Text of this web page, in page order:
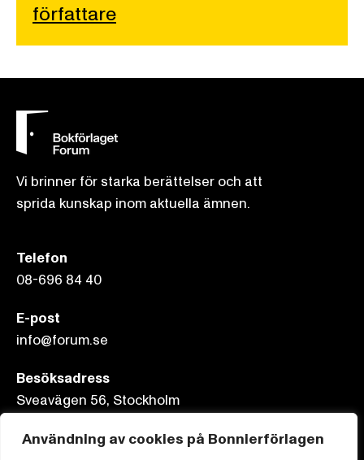
Användning av cookies på Bonnierförlagen
författare
Vi brinner för starka berättelser och att
sprida kunskap inom aktuella ämnen.
Telefon
08-696 84 40
E-post
info@forum.se
Besöksadress
Sveavägen 56, Stockholm
Postadress